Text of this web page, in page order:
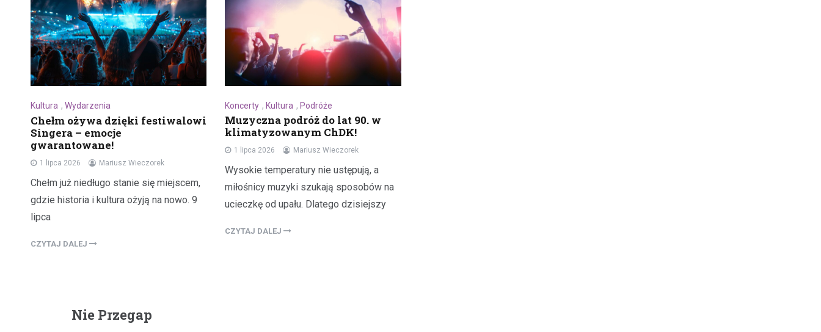
Kultura , Wydarzenia
Chełm ożywa dzięki festiwalowi
Singera – emocje
gwarantowane!
1 lipca 2026 Mariusz Wieczorek
Chełm już niedługo stanie się miejscem,
gdzie historia i kultura ożyją na nowo. 9
lipca
CZYTAJ DALEJ
Koncerty ,Kultura ,Podróże
Muzyczna podróż do lat 90. w
klimatyzowanym ChDK!
1 lipca 2026 Mariusz Wieczorek
Wysokie temperatury nie ustępują, a
miłośnicy muzyki szukają sposobów na
ucieczkę od upału. Dlatego dzisiejszy
CZYTAJ DALEJ
Nie Przegap